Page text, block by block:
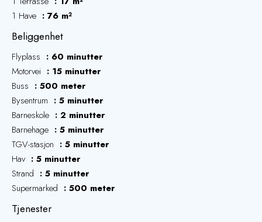
1 Have
76 m²
Beliggenhet
Flyplass
60 minutter
Motorvei
15 minutter
Buss
500 meter
Bysentrum
5 minutter
Barneskole
2 minutter
Barnehage
5 minutter
TGV-stasjon
5 minutter
Hav
5 minutter
Strand
5 minutter
Supermarked
500 meter
Tjenester